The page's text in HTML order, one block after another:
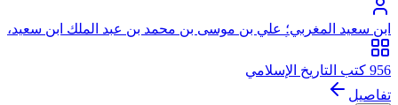
ابن سعيد المغربي؛ علي بن موسى بن محمد بن عبد الملك ابن سعيد،
العنسي المدلجي، أبو الحسن، نور الدين، من ذرية عمار بن ياسر
956 كتب التاريخ الإسلامي
تفاصيل